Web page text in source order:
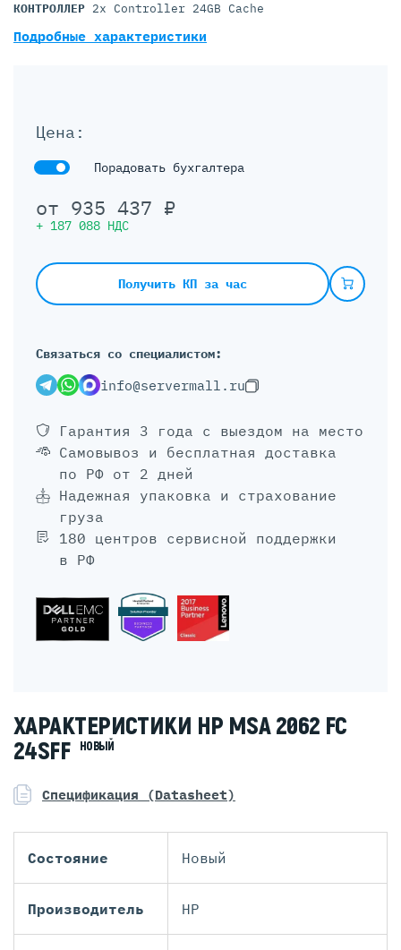
Цена:
Порадовать бухгалтера
от 935 437 ₽
+ 187 088 НДС
Получить КП за час
Связаться со специалистом:
info@servermall.ru
Гарантия 3 года с выездом на место
Самовывоз и бесплатная доставка
по РФ от 2 дней
Надежная упаковка и страхование
груза
180 центров сервисной поддержки
в РФ
КОНТРОЛЛЕР 2x Controller 24GB Cache
Подробные характеристики
ХАРАКТЕРИСТИКИ HP MSA 2062 FC
24SFF
НОВЫЙ
Спецификация (Datasheet)
Состояние Новый
Производитель HP